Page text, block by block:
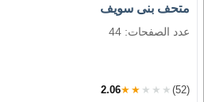
متحف بنى سويف
عدد الصفحات: 44
2.06★★★★★ (52)